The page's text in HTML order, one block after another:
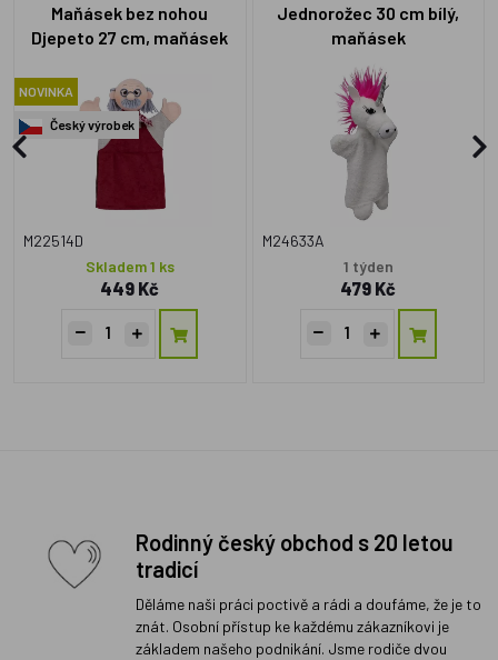
Maňásek bez nohou
Djepeto 27 cm, maňásek
NOVINKA
Český výrobek
M22514D
Skladem 1 ks
449 Kč
Jednorožec 30 cm bílý,
maňásek
M24633A
1 týden
479 Kč
Rodinný český obchod s 20 letou
tradicí
Děláme naši práci poctivě a rádi a doufáme, že je to
znát. Osobní přístup ke každému zákazníkovi je
základem našeho podnikání. Jsme rodiče dvou